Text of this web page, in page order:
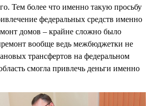
Тем более что именно такую просьбу
федеральных средств именно
домов – крайне сложно было
вообще ведь межбюджетки не
трансфертов на федеральном
смогла привлечь деньги именно